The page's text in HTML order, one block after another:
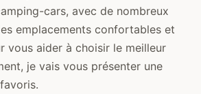
cars, avec de nombreux
emplacements confortables et
vous aider à choisir le meilleur
je vais vous présenter une